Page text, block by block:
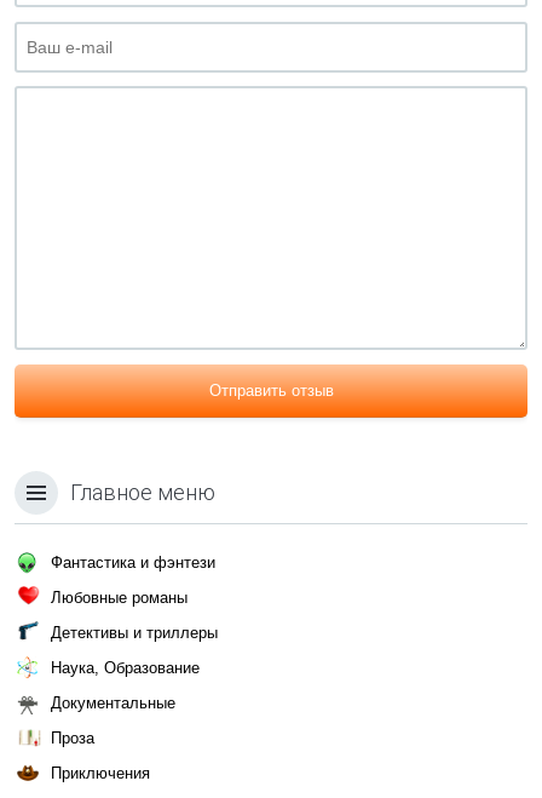
Отправить отзыв
Главное меню
Фантастика и фэнтези
Любовные романы
Детективы и триллеры
Наука, Образование
Документальные
Проза
Приключения